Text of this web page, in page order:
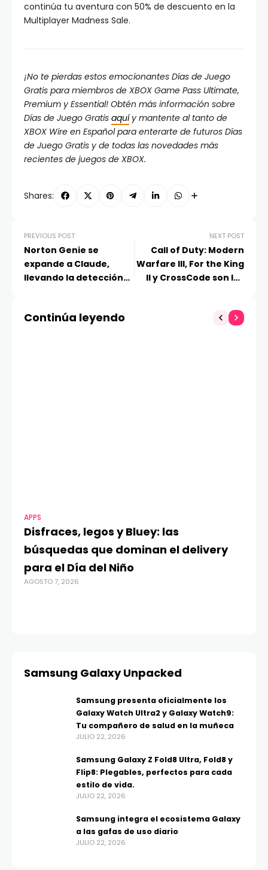
continúa tu aventura con 50% de descuento en la
Multiplayer Madness Sale.
¡No te pierdas estos emocionantes Días de Juego
Gratis para miembros de XBOX Game Pass Ultimate,
Premium y Essential! Obtén más información sobre
Días de Juego Gratis aquíy mantente al tanto de
XBOX Wire en Español para enterarte de futuros Días
de Juego Gratis y de todas las novedades más
recientes de juegos de XBOX.
Shares:
PREVIOUS POST
Norton Genie se
expande a Claude,
llevando la detección
conversaciones
NEXT POST
Call of Duty: Modern
Warfare III, For the King
II y CrossCode son los
Continúa leyendo
APPS
Disfraces, legos y Bluey: las
búsquedas que dominan el delivery
para el Día del Niño
AGOSTO 7, 2026
Samsung Galaxy Unpacked
Samsung presenta oficialmente los
Galaxy Watch Ultra2 y Galaxy Watch9:
Tu compañero de salud en la muñeca
JULIO 22, 2026
Samsung Galaxy Z Fold8 Ultra, Fold8 y
Flip8: Plegables, perfectos para cada
estilo de vida.
JULIO 22, 2026
Samsung integra el ecosistema Galaxy
a las gafas de uso diario
JULIO 22, 2026